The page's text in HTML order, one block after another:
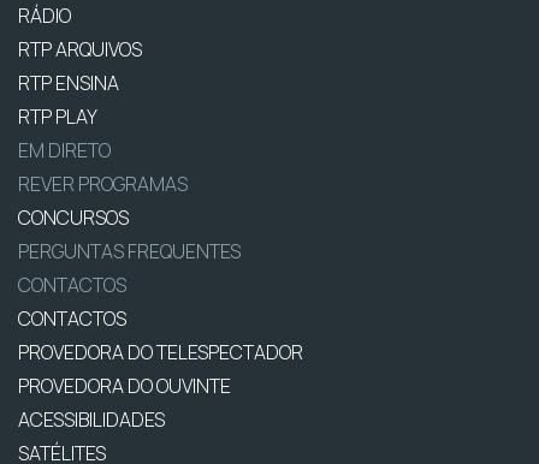
RÁDIO
RTP ARQUIVOS
RTP ENSINA
RTP PLAY
EM DIRETO
REVER PROGRAMAS
CONCURSOS
PERGUNTAS FREQUENTES
CONTACTOS
CONTACTOS
PROVEDORA DO TELESPECTADOR
PROVEDORA DO OUVINTE
ACESSIBILIDADES
SATÉLITES